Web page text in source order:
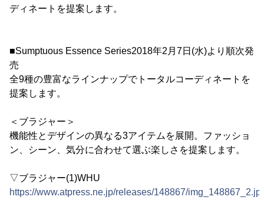
ディネートを提案します。
■Sumptuous Essence Series2018年2月7日(水)より順次発
売
全9種の豊富なラインナップでトータルコーディネートを
提案します。
＜ブラジャー＞
機能性とデザインの異なる3アイテムを展開。ファッショ
ン、シーン、気分に合わせて選ぶ楽しさを提案します。
▽ブラジャー(1)WHU
https://www.atpress.ne.jp/releases/148867/